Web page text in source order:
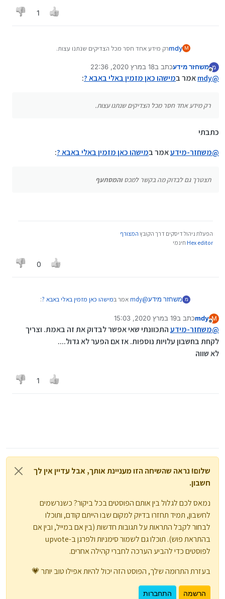
1
M
mdyרק מידע אחד חסר מכל הצדיקים שנתנו עצות.
מחשבות איך שבא להם ויש שגוזרים קופון גדול מלבד המיסים.
אז יש עלות נוספת.
מ
מנותק
משחזר מידעכתב ב18 במרץ 2020, 22:36
נערך לאחרונה על ידי
@
mdyאמר במישהו כאן מזמין באלי באבא ?:
רק מידע אחד חסר מכל הצדיקים שנתנו עצות.
כתבתי
@משחזר-מידעאמר במישהו כאן מזמין באלי באבא ?:
תצטרך גם לבדוק מה בקשר למכסוהמסתעף
הפעלת ניהול דיסקים דרך הקובץ המצורף
Hex editor חינמי
0
מ משחזר מידע@
mdy אמר במישהו כאן מזמין באלי באבא ?:
רק מידע אחד חסר מכל הצדיקים שנתנו עצות.
M
mdyכתב ב19 במרץ 2020, 15:03
נערך לאחרונה על ידי mdy
@משחזר-מידעהתכוונתי שאי אפשר לבדוק את זה באמת. וצריך
לקחת בחשבון עלויות נוספות. אז אם הפער לא גדול....
לא שווה
1
שלום! נראה שהשיחה הזו מעניינת אותך, אבל עדיין אין לך
חשבון.
נמאס לכם לגלול בין אותם הפוסטים בכל ביקור? כשנרשמים
לחשבון, תמיד תחזרו בדיוק למקום שבו הייתם קודם, ותוכלו
לבחור לקבל התראות על תגובות חדשות (בין אם במייל, ובין אם
בהתראת פוש). תוכלו גם לשמור סימניות ולפרגן ב-upvote
לפוסטים כדי להביע הערכה לחברי קהילה אחרים.
בעזרת התרומה שלך, הפוסט הזה יכול להיות אפילו טוב יותר 💗
הרשמה התחברות